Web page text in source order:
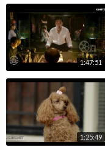
1:47:51
1:25:49